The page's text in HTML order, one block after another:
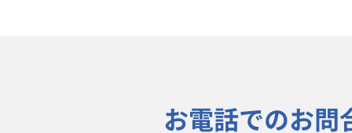
お電話でのお問